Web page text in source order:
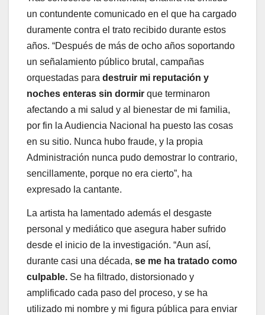
un contundente comunicado en el que ha cargado
duramente contra el trato recibido durante estos
años. “Después de más de ocho años soportando
un señalamiento público brutal, campañas
orquestadas para destruir mi reputación y
noches enteras sin dormir que terminaron
afectando a mi salud y al bienestar de mi familia,
por fin la Audiencia Nacional ha puesto las cosas
en su sitio. Nunca hubo fraude, y la propia
Administración nunca pudo demostrar lo contrario,
sencillamente, porque no era cierto”, ha
expresado la cantante.
La artista ha lamentado además el desgaste
personal y mediático que asegura haber sufrido
desde el inicio de la investigación. “Aun así,
durante casi una década, se me ha tratado como
culpable. Se ha filtrado, distorsionado y
amplificado cada paso del proceso, y se ha
utilizado mi nombre y mi figura pública para enviar